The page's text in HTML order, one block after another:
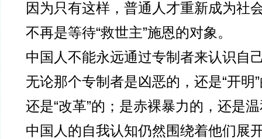
因为只有这样，普通人才重新成为社
不再是等待“救世主”施恩的对象。
中国人不能永远通过专制者来认识自
无论那个专制者是凶恶的，还是“开明
还是“改革”的；是赤裸暴力的，还是
中国人的自我认知仍然围绕着他们展